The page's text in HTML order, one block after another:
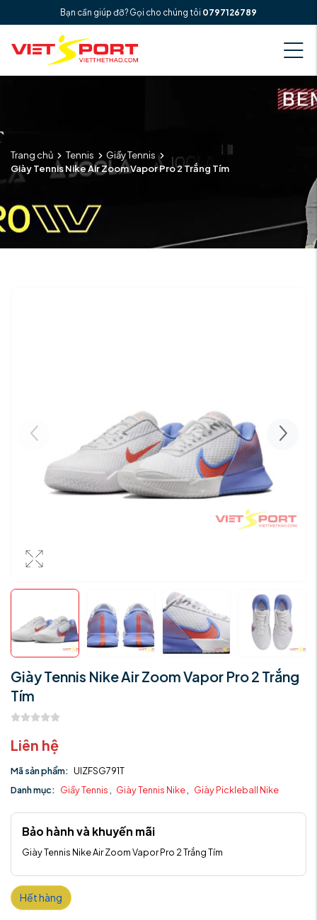
Bạn cần giúp đỡ? Gọi cho chúng tôi 0797126789
Trang chủ Tennis
Giầy Tennis
Giày Tennis Nike Air Zoom Vapor Pro 2 Trắng Tím
Giày Tennis Nike Air Zoom Vapor Pro 2 Trắng
Tím
Liên hệ
Mã sản phẩm: UIZFSG791T
Danh mục: Giầy Tennis , Giày Tennis Nike, Giày Pickleball Nike
Bảo hành và khuyến mãi
Giày Tennis Nike Air Zoom Vapor Pro 2 Trắng Tím
Hết hàng